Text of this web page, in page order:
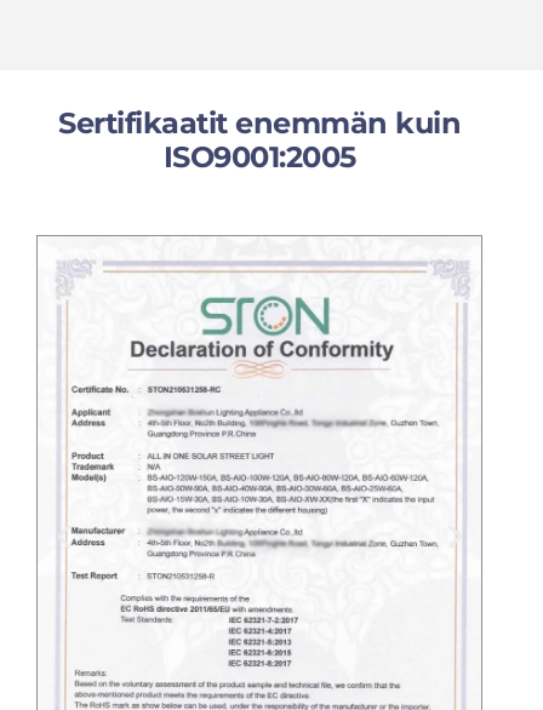
Sertifikaatit enemmän kuin
ISO9001:2005